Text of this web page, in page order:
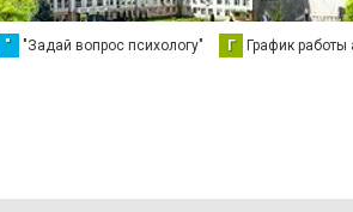
" "Задай вопрос психологу" Г График